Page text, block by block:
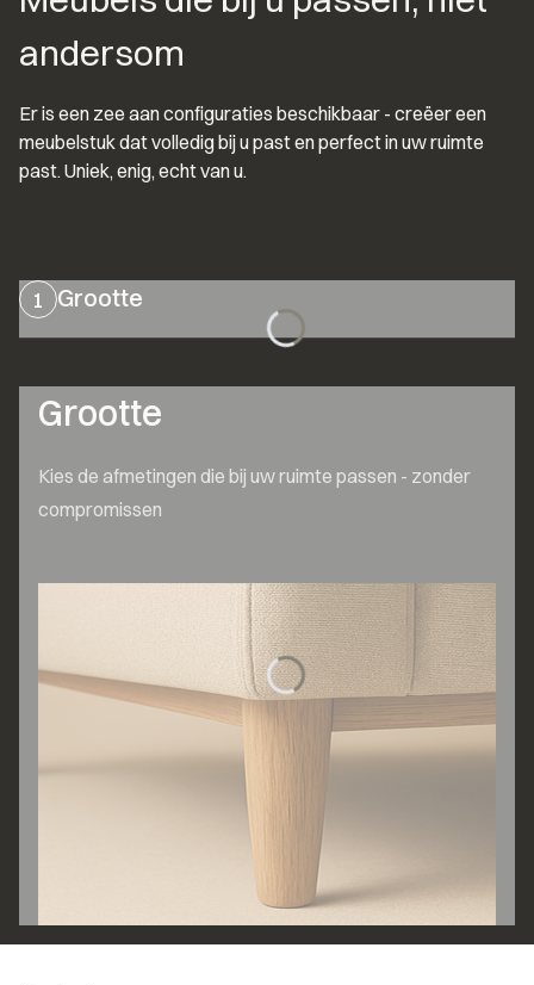
andersom
Er is een zee aan configuraties beschikbaar - creëer een
meubelstuk dat volledig bij u past en perfect in uw ruimte
past. Uniek, enig, echt van u.
1 Grootte
Grootte
Kies de afmetingen die bij uw ruimte passen - zonder
compromissen